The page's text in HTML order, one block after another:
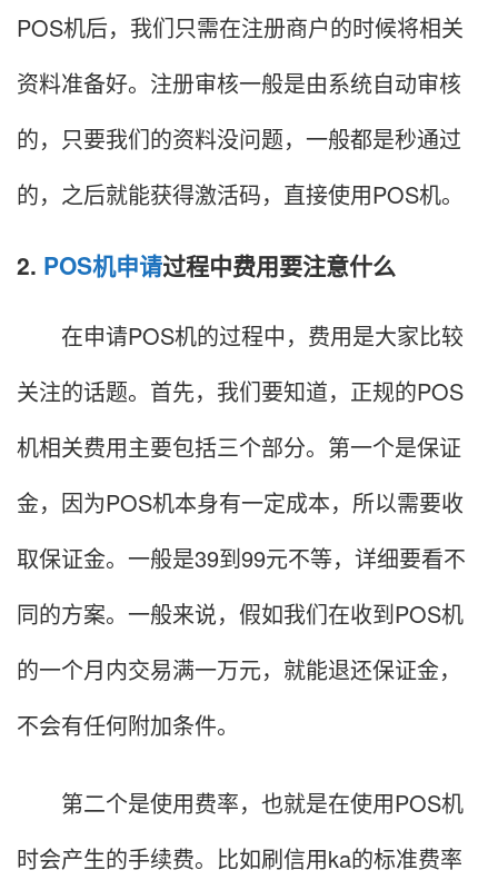
POS机后，我们只需在注册商户的时候将相关
资料准备好。注册审核一般是由系统自动审核
的，只要我们的资料没问题，一般都是秒通过
的，之后就能获得激活码，直接使用POS机。
2. POS机申请过程中费用要注意什么
在申请POS机的过程中，费用是大家比较
关注的话题。首先，我们要知道，正规的POS
机相关费用主要包括三个部分。第一个是保证
金，因为POS机本身有一定成本，所以需要收
取保证金。一般是39到99元不等，详细要看不
同的方案。一般来说，假如我们在收到POS机
的一个月内交易满一万元，就能退还保证金，
不会有任何附加条件。
第二个是使用费率，也就是在使用POS机
时会产生的手续费。比如刷信用ka的标准费率